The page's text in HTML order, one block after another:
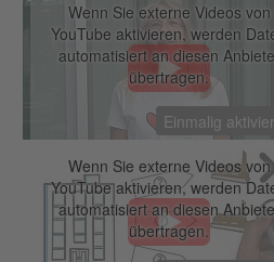
Wenn Sie externe Videos von
YouTube aktivieren, werden
automatisiert an diesen
übertragen.
Einmalig
Herzlich willkommen!
Wenn Sie externe Videos von
YouTube aktivieren, werden
automatisiert an diesen
übertragen.